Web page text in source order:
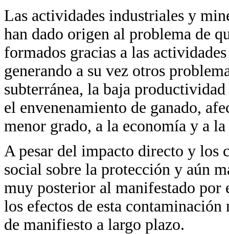
Las actividades industriales y
han dado origen al problema de
formados gracias a las
generando a su vez otros
subterránea, la baja
el envenenamiento de ganado,
menor grado, a la economía y a
A pesar del impacto directo y los
social sobre la protección y aún
muy posterior al manifestado por
los efectos de esta
de manifiesto a largo plazo.